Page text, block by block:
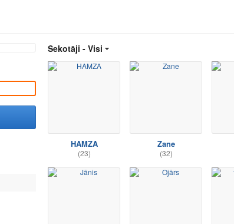
Sekotāji - Visi
HAMZA
(23)
Zane
(32)